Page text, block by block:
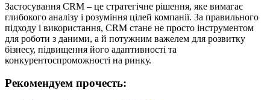
Застосування CRM – це стратегічне рішення, яке вимагає
глибокого аналізу і розуміння цілей компанії. За правильного
підходу і використання, CRM стане не просто інструментом
для роботи з даними, а й потужним важелем для розвитку
бізнесу, підвищення його адаптивності та
конкурентоспроможності на ринку.
Рекомендуем прочесть: